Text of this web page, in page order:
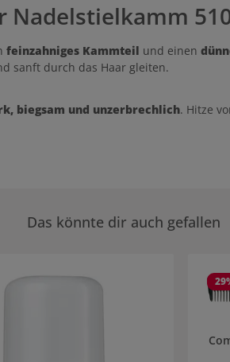
feinzahniges Kammteil und einen
sanft durch das Haar gleiten.
biegsam und unzerbrechlich. Hitze
Das könnte dir auch gefallen
29